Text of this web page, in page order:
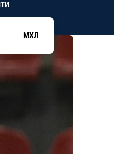
МХЛ